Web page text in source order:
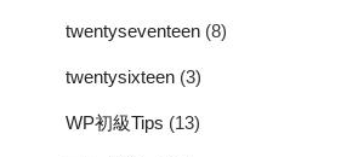
twentyseventeen (8)
twentysixteen (3)
WP初級Tips (13)